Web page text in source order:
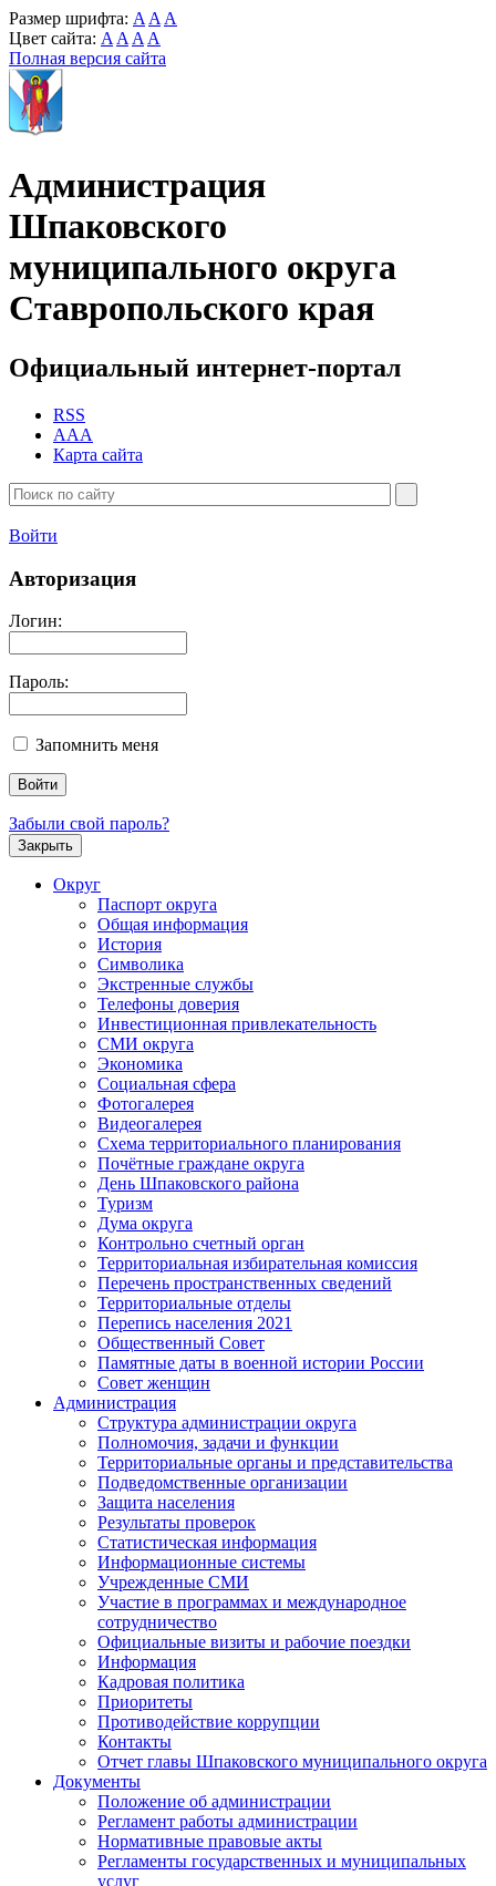
Размер шрифта: A A A
Цвет сайта: A A A A
Полная версия сайта
Администрация
Шпаковского
муниципального округа
Ставропольского края
Официальный интернет-портал
RSS
AAA
Карта сайта
Войти
Авторизация
Логин:
Пароль:
Запомнить меня
Забыли свой пароль?
Закрыть
Округ
Паспорт округа
Общая информация
История
Символика
Экстренные службы
Телефоны доверия
Инвестиционная привлекательность
СМИ округа
Экономика
Социальная сфера
Фотогалерея
Видеогалерея
Схема территориального планирования
Почётные граждане округа
День Шпаковского района
Туризм
Дума округа
Контрольно счетный орган
Территориальная избирательная комиссия
Перечень пространственных сведений
Территориальные отделы
Перепись населения 2021
Общественный Совет
Памятные даты в военной истории России
Совет женщин
Администрация
Структура администрации округа
Полномочия, задачи и функции
Территориальные органы и представительства
Подведомственные организации
Защита населения
Результаты проверок
Статистическая информация
Информационные системы
Учрежденные СМИ
Участие в программах и международное
сотрудничество
Официальные визиты и рабочие поездки
Информация
Кадровая политика
Приоритеты
Противодействие коррупции
Контакты
Отчет главы Шпаковского муниципального округа
Документы
Положение об администрации
Регламент работы администрации
Нормативные правовые акты
Регламенты государственных и муниципальных
услуг